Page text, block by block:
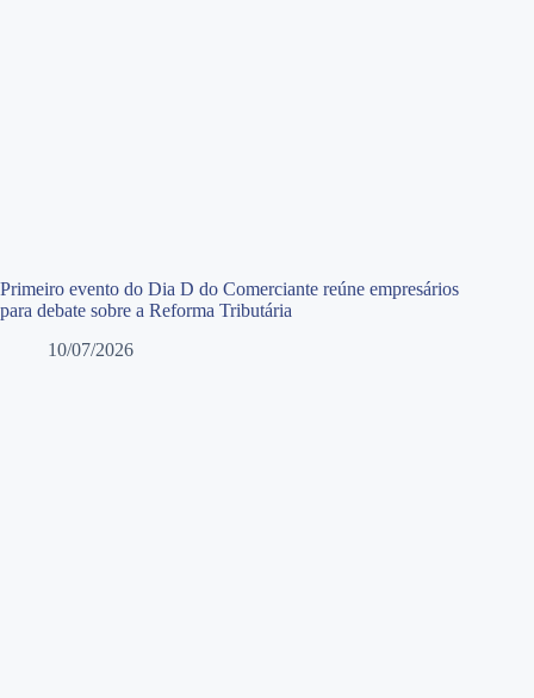
Primeiro evento do Dia D do Comerciante reúne empresários
para debate sobre a Reforma Tributária
10/07/2026